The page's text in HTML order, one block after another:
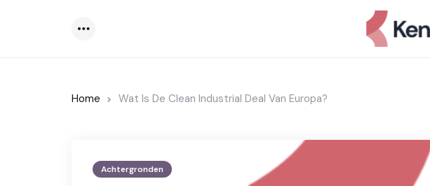
Home Wat Is De Clean Industrial Deal Van Europa?
Achtergronden